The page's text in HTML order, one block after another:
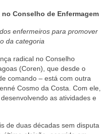
Cidadão
de Contas
Conselho de Enfermagem
enfermeiros para promover
da categoria
radical no Conselho
(Coren), que desde o
comando – está com outra
Cosmo da Costa. Com ele,
as atividades e
de duas décadas sem disputa